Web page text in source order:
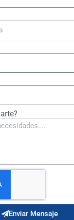
Enviar Mensaje